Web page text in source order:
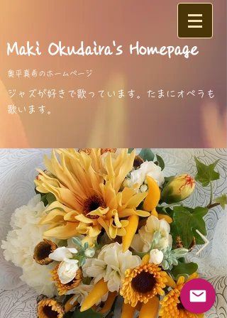
​Maki Okudaira's Homepage
奥平真希のホームページ
​ジャズが好きで歌っています。
たまにオペラも
歌います。